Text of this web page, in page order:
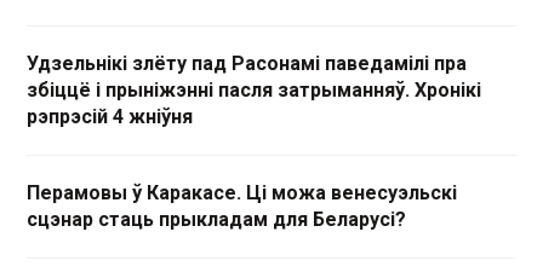
Удзельнікі злёту пад Расонамі паведамілі пра
збіццё і прыніжэнні пасля затрыманняў. Хронікі
рэпрэсій 4 жніўня
Перамовы ў Каракасе. Ці можа венесуэльскі
сцэнар стаць прыкладам для Беларусі?